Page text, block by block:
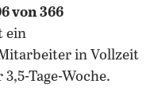
von 366
ein
in Vollzeit
Tage-Woche.